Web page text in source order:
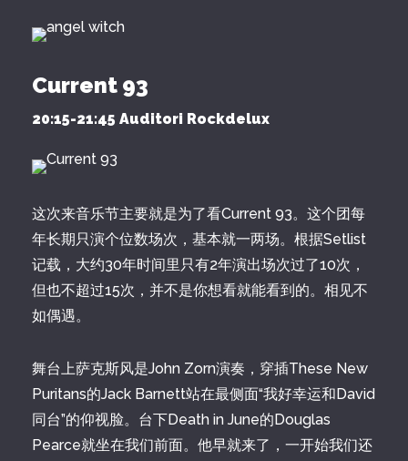
Current 93
20:15-21:45 Auditori Rockdelux
这次来音乐节主要就是为了看Current 93。这个团每
年长期只演个位数场次，基本就一两场。根据Setlist
记载，大约30年时间里只有2年演出场次过了10次，
但也不超过15次，并不是你想看就能看到的。相见不
如偶遇。
舞台上萨克斯风是John Zorn演奏，穿插These New
Puritans的Jack Barnett站在最侧面“我好幸运和David
同台”的仰视脸。台下Death in June的Douglas
Pearce就坐在我们前面。他早就来了，一开始我们还